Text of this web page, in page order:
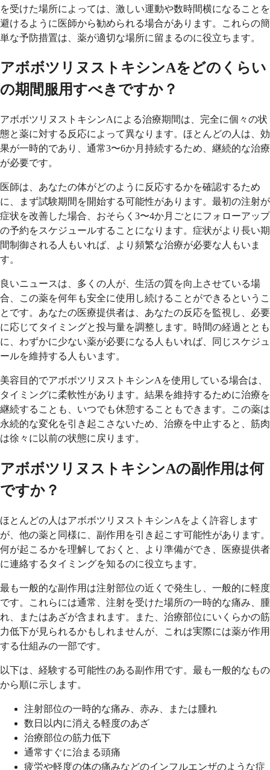
を受けた場所によっては、激しい運動や数時間横になることを
避けるように医師から勧められる場合があります。これらの簡
単な予防措置は、薬が適切な場所に留まるのに役立ちます。
アボボツリヌストキシンAをどのくらい
の期間服用すべきですか？
アボボツリヌストキシンAによる治療期間は、完全に個々の状
態と薬に対する反応によって異なります。ほとんどの人は、効
果が一時的であり、通常3〜6か月持続するため、継続的な治療
が必要です。
医師は、あなたの体がどのように反応するかを確認するため
に、まず試験期間を開始する可能性があります。最初の注射が
症状を改善した場合、おそらく3〜4か月ごとにフォローアップ
の予約をスケジュールすることになります。症状がより長い期
間制御される人もいれば、より頻繁な治療が必要な人もいま
す。
良いニュースは、多くの人が、生活の質を向上させている場
合、この薬を何年も安全に使用し続けることができるというこ
とです。あなたの医療提供者は、あなたの反応を監視し、必要
に応じてタイミングと投与量を調整します。時間の経過ととも
に、わずかに少ない薬が必要になる人もいれば、同じスケジュ
ールを維持する人もいます。
美容目的でアボボツリヌストキシンAを使用している場合は、
タイミングに柔軟性があります。結果を維持するために治療を
継続することも、いつでも休憩することもできます。この薬は
永続的な変化を引き起こさないため、治療を中止すると、筋肉
は徐々に以前の状態に戻ります。
アボボツリヌストキシンAの副作用は何
ですか？
ほとんどの人はアボボツリヌストキシンAをよく許容します
が、他の薬と同様に、副作用を引き起こす可能性があります。
何が起こるかを理解しておくと、より準備ができ、医療提供者
に連絡するタイミングを知るのに役立ちます。
最も一般的な副作用は注射部位の近くで発生し、一般的に軽度
です。これらには通常、注射を受けた場所の一時的な痛み、腫
れ、またはあざが含まれます。また、治療部位にいくらかの筋
力低下が見られるかもしれませんが、これは実際には薬が作用
する仕組みの一部です。
以下は、経験する可能性のある副作用です。最も一般的なもの
から順に示します。
注射部位の一時的な痛み、赤み、または腫れ
数日以内に消える軽度のあざ
治療部位の筋力低下
通常すぐに治まる頭痛
疲労や軽度の体の痛みなどのインフルエンザのような症